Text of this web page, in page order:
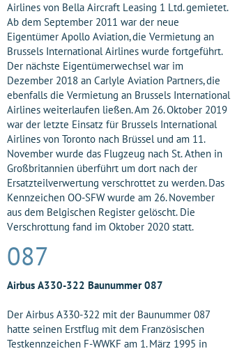
Airlines von Bella Aircraft Leasing 1 Ltd. gemietet.
Ab dem September 2011 war der neue
Eigentümer Apollo Aviation, die Vermietung an
Brussels International Airlines wurde fortgeführt.
Der nächste Eigentümerwechsel war im
Dezember 2018 an Carlyle Aviation Partners, die
ebenfalls die Vermietung an Brussels International
Airlines weiterlaufen ließen. Am 26. Oktober 2019
war der letzte Einsatz für Brussels International
Airlines von Toronto nach Brüssel und am 11.
November wurde das Flugzeug nach St. Athen in
Großbritannien überführt um dort nach der
Ersatzteilverwertung verschrottet zu werden. Das
Kennzeichen OO-SFW wurde am 26. November
aus dem Belgischen Register gelöscht. Die
Verschrottung fand im Oktober 2020 statt.
087
Airbus A330-322 Baunummer 087
Der Airbus A330-322 mit der Baunummer 087
hatte seinen Erstflug mit dem Französischen
Testkennzeichen F-WWKF am 1. März 1995 in